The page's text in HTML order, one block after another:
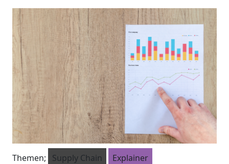
Themen; Supply Chain Explainer